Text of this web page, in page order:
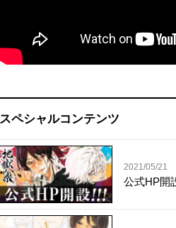
スペシャルコンテンツ
2021/05/21
公式HP開